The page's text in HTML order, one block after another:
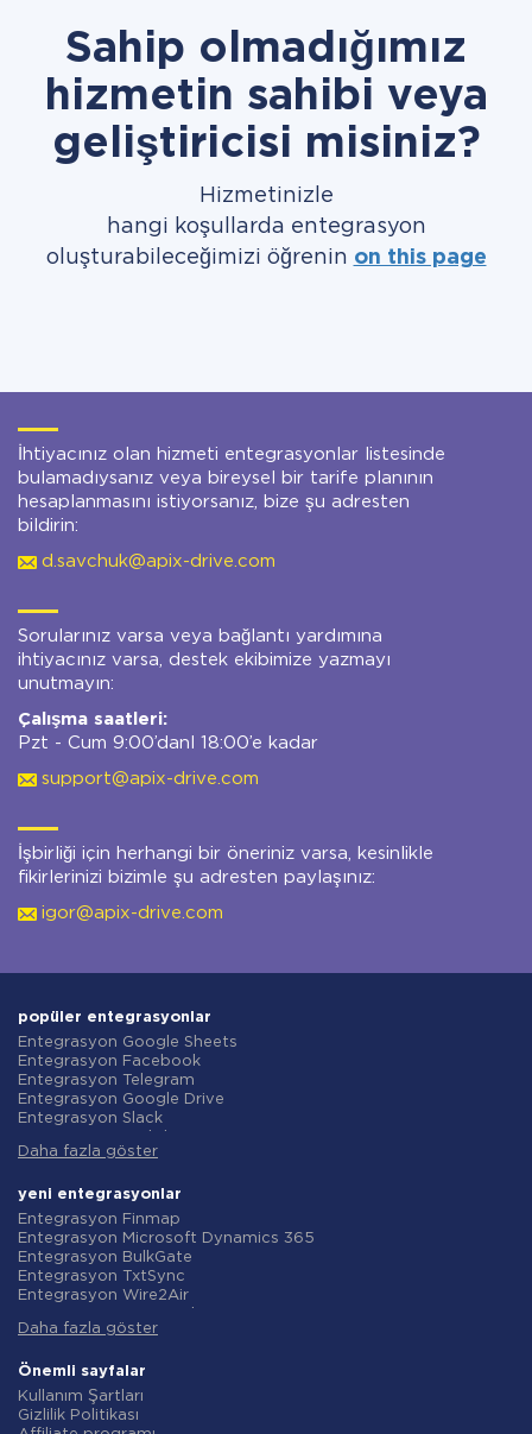
Sahip olmadığımız
hizmetin sahibi veya
geliştiricisi misiniz?
Hizmetinizle
hangi koşullarda entegrasyon
oluşturabileceğimizi öğrenin on this page
İhtiyacınız olan hizmeti entegrasyonlar listesinde
bulamadıysanız veya bireysel bir tarife planının
hesaplanmasını istiyorsanız, bize şu adresten
bildirin:
d.savchuk@apix-drive.com
Sorularınız varsa veya bağlantı yardımına
ihtiyacınız varsa, destek ekibimize yazmayı
unutmayın:
Çalışma saatleri:
Pzt - Cum 9:00’danl 18:00’e kadar
support@apix-drive.com
İşbirliği için herhangi bir öneriniz varsa, kesinlikle
fikirlerinizi bizimle şu adresten paylaşınız:
igor@apix-drive.com
popüler entegrasyonlar
Entegrasyon Google Sheets
Entegrasyon Facebook
Entegrasyon Telegram
Entegrasyon Google Drive
Entegrasyon Slack
Entegrasyon Gmail
Entegrasyon ClickUp
Entegrasyon Airtable
Entegrasyon Google Contacts
Entegrasyon OpenAI (ChatGPT)
Entegrasyon Instagram
Entegrasyon ActiveCampaign
Entegrasyon Typeform
Entegrasyon Salesforce CRM
Entegrasyon Notion
Entegrasyon AWeber
Entegrasyon Asana
Daha fazla göster
yeni entegrasyonlar
Entegrasyon Finmap
Entegrasyon Microsoft Dynamics 365
Entegrasyon BulkGate
Entegrasyon TxtSync
Entegrasyon Wire2Air
Entegrasyon Infobip
Entegrasyon AtomPark
Entegrasyon TXTImpact
Entegrasyon Campaign Monitor
Entegrasyon CM.com
Daha fazla göster
Önemli sayfalar
Kullanım Şartları
Gizlilik Politikası